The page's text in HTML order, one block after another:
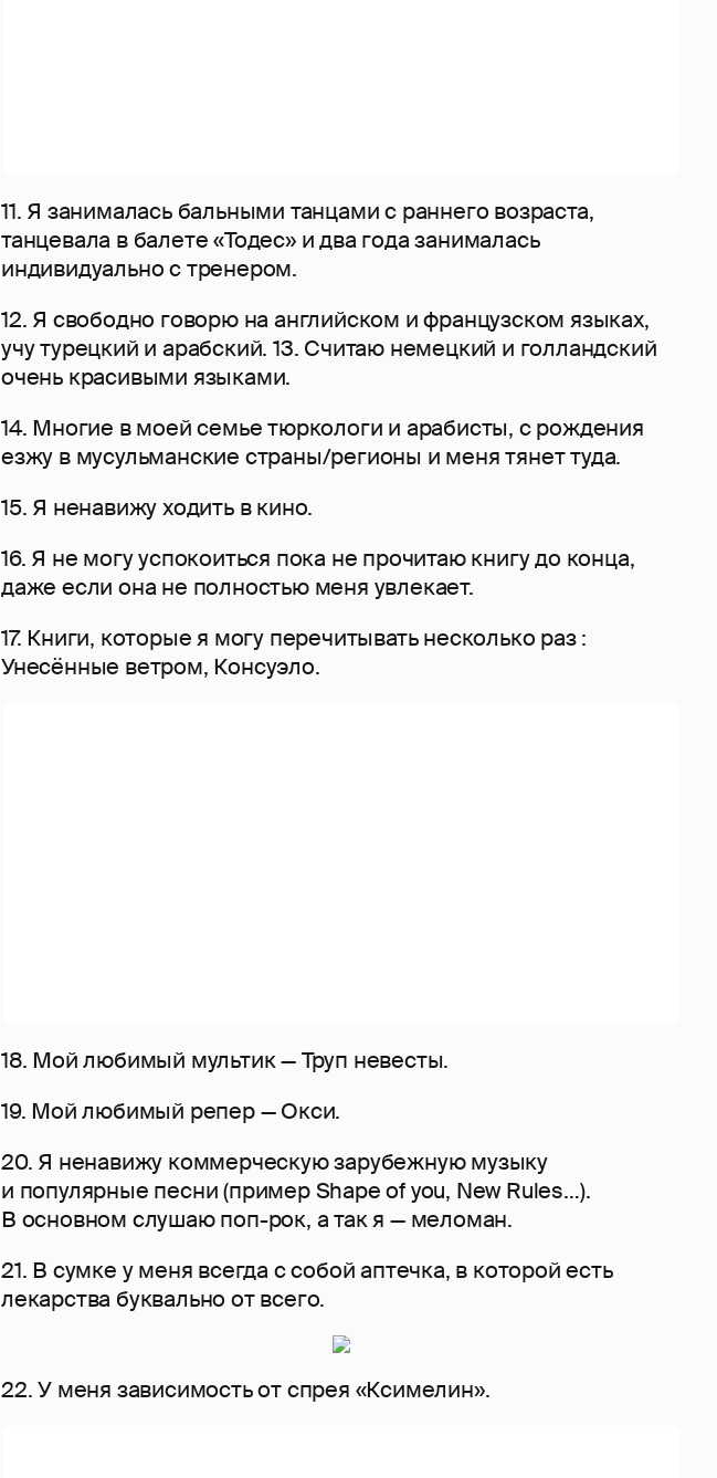
11. Я занималась бальными танцами с раннего возраста,
танцевала в балете «Тодес» и два года занималась
индивидуально с тренером.
12. Я свободно говорю на английском и французском языках,
учу турецкий и арабский. 13. Считаю немецкий и голландский
очень красивыми языками.
14. Многие в моей семье тюркологи и арабисты, с рождения
езжу в мусульманские страны/регионы и меня тянет туда.
15. Я ненавижу ходить в кино.
16. Я не могу успокоиться пока не прочитаю книгу до конца,
даже если она не полностью меня увлекает.
17. Книги, которые я могу перечитывать несколько раз :
Унесённые ветром, Консуэло.
18. Мой любимый мультик — Труп невесты.
19. Мой любимый репер — Окси.
20. Я ненавижу коммерческую зарубежную музыку
и популярные песни (пример Shape of you, New Rules…).
В основном слушаю поп-рок, а так я — меломан.
21. В сумке у меня всегда с собой аптечка, в которой есть
лекарства буквально от всего.
22. У меня зависимость от спрея «Ксимелин».